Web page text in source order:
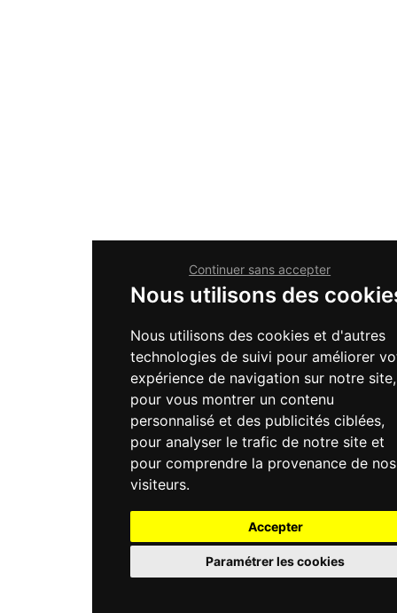
Nous utilisons des
Nous utilisons des cookies et d'autres
technologies de suivi pour améliorer
expérience de navigation sur notre site,
pour vous montrer un contenu
personnalisé et des publicités ciblées,
pour analyser le trafic de notre site et
pour comprendre la provenance de nos
visiteurs.
Accepter
Continuer sans accepter
Paramétrer les cookies